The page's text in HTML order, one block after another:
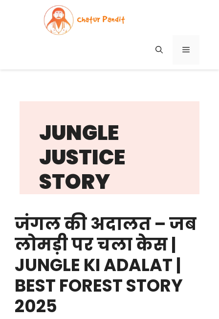
MENU
JUNGLE
JUSTICE
STORY
जंगल की अदालत – जब
लोमड़ी पर चला केस |
JUNGLE KI ADALAT |
BEST FOREST STORY
2025